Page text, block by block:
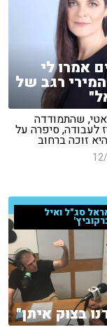
אמרו לי
רגב של
שהתמודדה
לעבודה, סיפרה על
זוכה ברחוב
סג"ל ואיל
בצוק איתן"